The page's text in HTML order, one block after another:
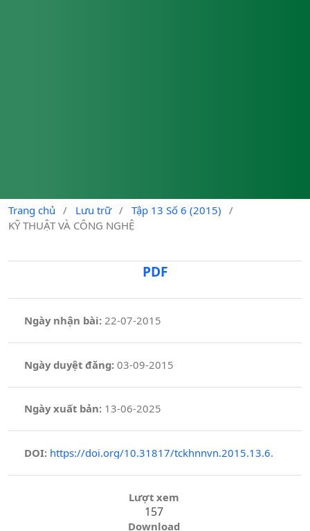
Trang chủ / Lưu trữ / Tập 13 Số 6 (2015)
/
KỸ THUẬT VÀ CÔNG NGHỆ
PDF
Ngày nhận bài: 22-07-2015
Ngày duyệt đăng:03-09-2015
Ngày xuất bản: 13-06-2025
DOI: https://doi.org/10.31817/tckhnnvn.2015.13.6.
Lượt xem
157
Download